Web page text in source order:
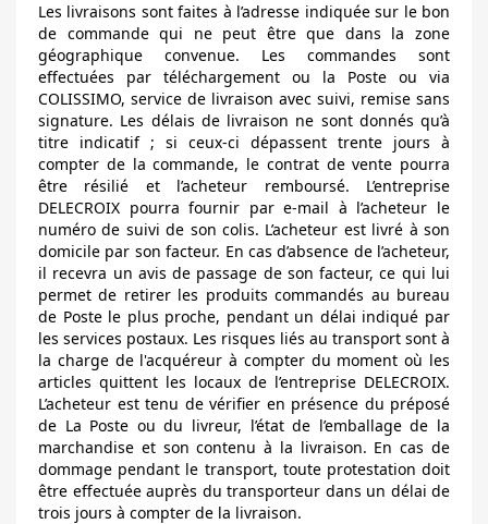
Les livraisons sont faites à l’adresse indiquée sur le bon
de commande qui ne peut être que dans la zone
géographique convenue. Les commandes sont
effectuées par téléchargement ou la Poste ou via
COLISSIMO, service de livraison avec suivi, remise sans
signature. Les délais de livraison ne sont donnés qu’à
titre indicatif ; si ceux-ci dépassent trente jours à
compter de la commande, le contrat de vente pourra
être résilié et l’acheteur remboursé. L’entreprise
DELECROIX pourra fournir par e-mail à l’acheteur le
numéro de suivi de son colis. L’acheteur est livré à son
domicile par son facteur. En cas d’absence de l’acheteur,
il recevra un avis de passage de son facteur, ce qui lui
permet de retirer les produits commandés au bureau
de Poste le plus proche, pendant un délai indiqué par
les services postaux. Les risques liés au transport sont à
la charge de l'acquéreur à compter du moment où les
articles quittent les locaux de l’entreprise DELECROIX.
L’acheteur est tenu de vérifier en présence du préposé
de La Poste ou du livreur, l’état de l’emballage de la
marchandise et son contenu à la livraison. En cas de
dommage pendant le transport, toute protestation doit
être effectuée auprès du transporteur dans un délai de
trois jours à compter de la livraison.